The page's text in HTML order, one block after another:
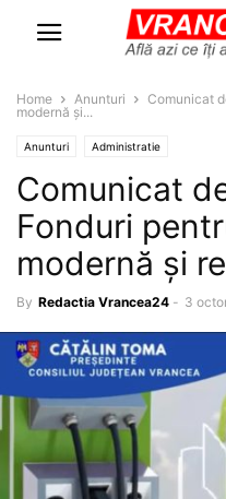
Home Anunturi
Comunicat
modernă și...
Anunturi Administratie
Comunicat
Fonduri
modernă și
By Redactia Vrancea24 - 3